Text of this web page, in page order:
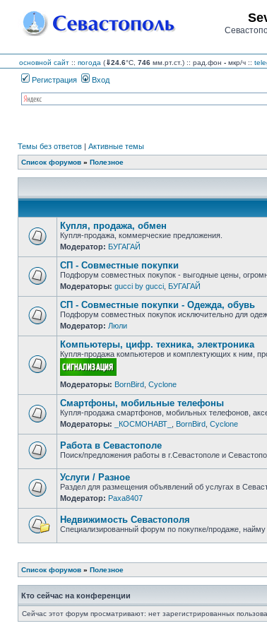
основной сайт :: погода (⇓24.6°C, 746 мм.рт.ст.) :: рад.фон - мкр/ч ::
Регистрация Вход
Темы без ответов | Активные темы
Список форумов » Полезное
Нет
непрочитанных
сообщений
Купля, продажа, обмен
Купля-продажа, коммерческие предложения.
Модератор: БУГАГАЙ
Нет
непрочитанных
сообщений
СП - Совместные покупки
Подфорум совместных покупок - выгодные цены,
Модераторы: gucci by gucci БУГАГАЙ
Нет
непрочитанных
сообщений
СП - Совместные покупки - Одежда, обувь
Подфорум совместных покупок исключительно для
Модератор: Люли
Нет
непрочитанных
Компьютеры, цифр. техника, электроника
Купля-продажа компьютеров и комплектующих к ним,
Модераторы: BornBird Cyclone
Нет
непрочитанных
сообщений
Смартфоны, мобильные телефоны
Купля-продажа смартфонов, мобильных телефонов,
Модераторы:
_КОСМОНАВТ_ BornBird Cyclone
непрочитанных
сообщений
Работа в Севастополе
Поиск/предложения работы в г.Севастополе и
Нет
непрочитанных
сообщений
Услуги / Разное
Раздел для размещения объявлений об услугах в
Модератор: Paxa8407
непрочитанных
Недвижимость Севастополя
Специализированный форум по покупке/продаже,
Список форумов » Полезное
Кто сейчас на конференции
Сейчас этот форум просматривают: нет зарегистрированных